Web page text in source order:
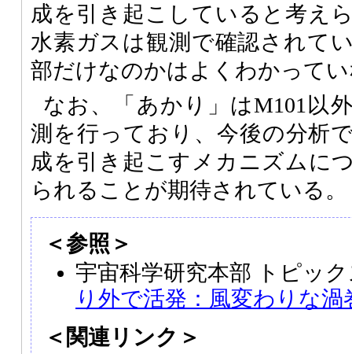
成を引き起こしていると考え
水素ガスは観測で確認されて
部だけなのかはよくわかって
なお、「あかり」はM101以
測を行っており、今後の分析
成を引き起こすメカニズムに
られることが期待されている。
＜参照＞
宇宙科学研究本部 トピッ
り外で活発：風変わりな渦
＜関連リンク＞